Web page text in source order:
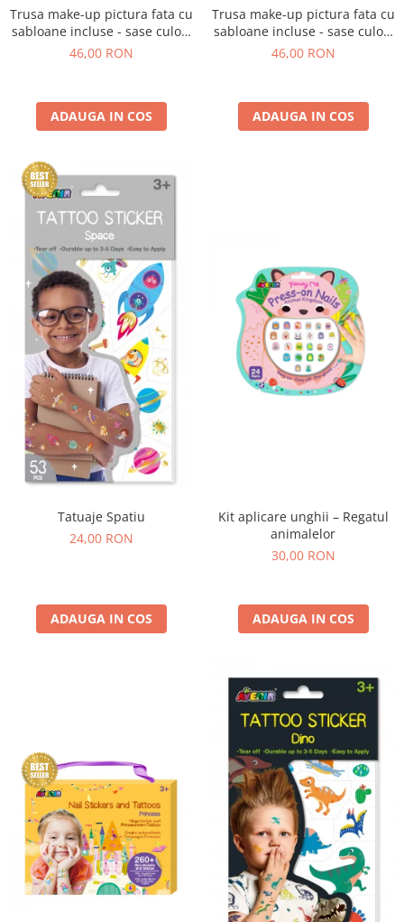
Trusa make-up pictura fata cu
sabloane incluse - sase culori
non-alergice - curcubeu si
46,00 RON
ADAUGA IN COS
Trusa make-up pictura fata cu
sabloane incluse - sase culori
non-alergice - flori si fluturi
46,00 RON
ADAUGA IN COS
Tatuaje Spatiu
24,00 RON
ADAUGA IN COS
Kit aplicare unghii – Regatul
animalelor
30,00 RON
ADAUGA IN COS